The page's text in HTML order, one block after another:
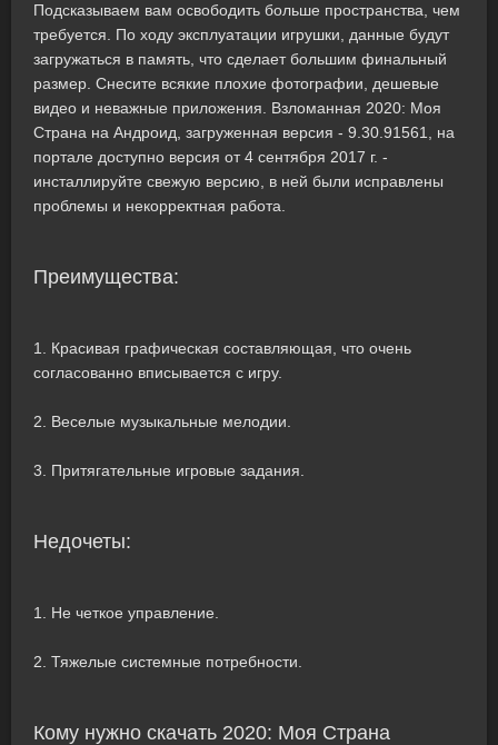
Подсказываем вам освободить больше пространства, чем
требуется. По ходу эксплуатации игрушки, данные будут
загружаться в память, что сделает большим финальный
размер. Снесите всякие плохие фотографии, дешевые
видео и неважные приложения. Взломанная 2020: Моя
Cтрана на Андроид, загруженная версия - 9.30.91561, на
портале доступно версия от 4 сентября 2017 г. -
инсталлируйте свежую версию, в ней были исправлены
проблемы и некорректная работа.
Преимущества:
1. Красивая графическая составляющая, что очень
согласованно вписывается с игру.
2. Веселые музыкальные мелодии.
3. Притягательные игровые задания.
Недочеты:
1. Не четкое управление.
2. Тяжелые системные потребности.
Кому нужно скачать 2020: Моя Cтрана